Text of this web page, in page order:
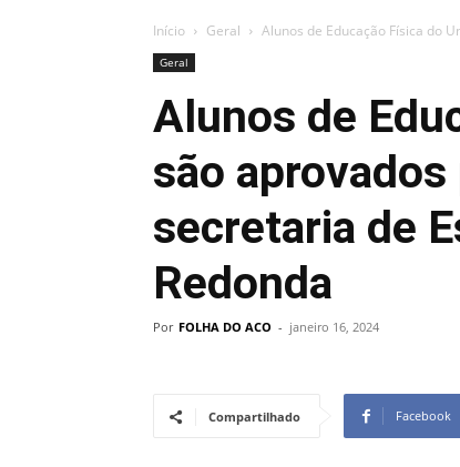
Início Geral Alunos de Educação Física do
Geral
Alunos de
são
secretaria de
Redonda
Por FOLHA DO ACO - janeiro 16, 2024
Compartilhado Facebook